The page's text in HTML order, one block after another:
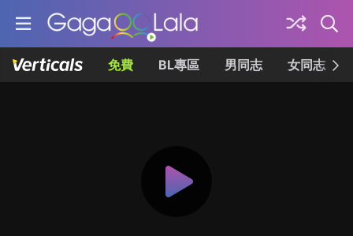
免費 BL專區 男同志 女同志